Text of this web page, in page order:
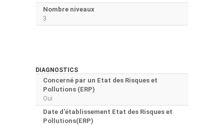
Nombre niveaux
3
DIAGNOSTICS
Concerné par un Etat des Risques et
Pollutions (ERP)
Oui
Date d'établissement Etat des Risques et
Pollutions(ERP)